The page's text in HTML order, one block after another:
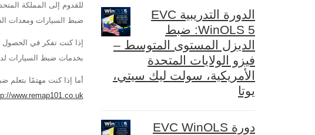
للقدوم إلى المملكة
ضبط السيارات ومعدات
إذا كنت تفكر في
بخدمات ضبط السيارات
أما إذا كنت مهتمًا
www.remap101.co.uk.
الدورة التدريبية EVC
WinOLS 5: ضبط
الديزل المستوى المتوسط –
فيزو الولايات المتحدة
الأمريكية، سولت ليك سيتي،
يوتا
دورة EVC WinOLS